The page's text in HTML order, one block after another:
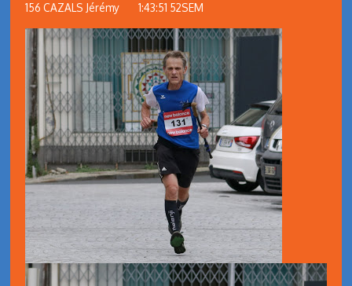
156 CAZALS Jérémy 1:43:51 52SEM